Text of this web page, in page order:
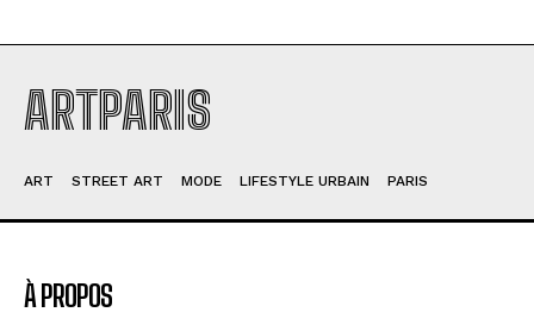
ARTPARIS
ART STREET ART MODE LIFESTYLE URBAIN PARIS
À PROPOS